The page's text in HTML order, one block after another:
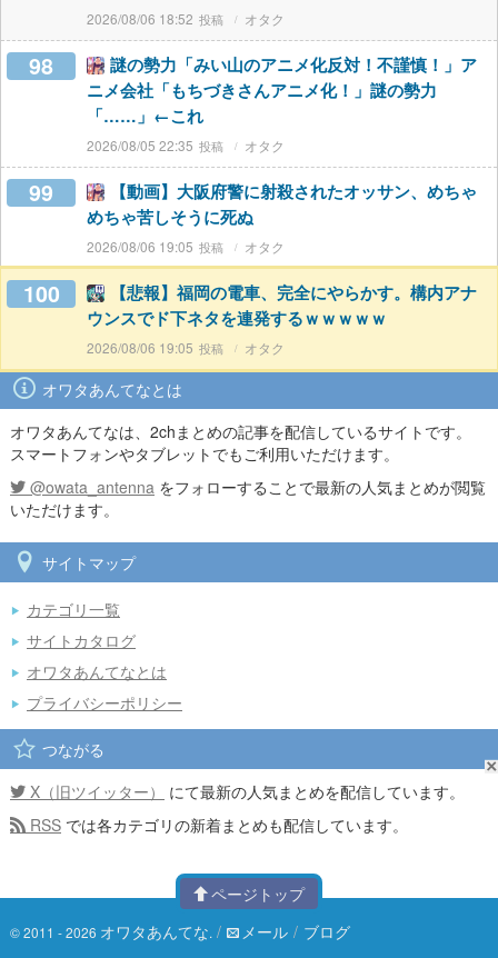
2026/08/06 18:52 オタク
98
謎の勢力「みい山のアニメ化反対！不謹慎！」ア
ニメ会社「もちづきさんアニメ化！」謎の勢力
「……」←これ
2026/08/05 22:35 オタク
99
【動画】大阪府警に射殺されたオッサン、めちゃ
めちゃ苦しそうに死ぬ
2026/08/06 19:05 オタク
100
【悲報】福岡の電車、完全にやらかす。構内アナ
ウンスでド下ネタを連発するｗｗｗｗｗ
2026/08/06 19:05 オタク
オワタあんてなとは
オワタあんてなは、2chまとめの記事を配信しているサイトです。
スマートフォンやタブレットでもご利用いただけます。
@owata_antenna をフォローすることで最新の人気まとめが閲覧
いただけます。
サイトマップ
カテゴリ一覧
サイトカタログ
オワタあんてなとは
プライバシーポリシー
つながる
X（旧ツイッター）
にて最新の人気まとめを配信しています。
RSS では各カテゴリの新着まとめも配信しています。
ページトップ
© 2011 - 2026 オワタあんてな. / メール / ブログ